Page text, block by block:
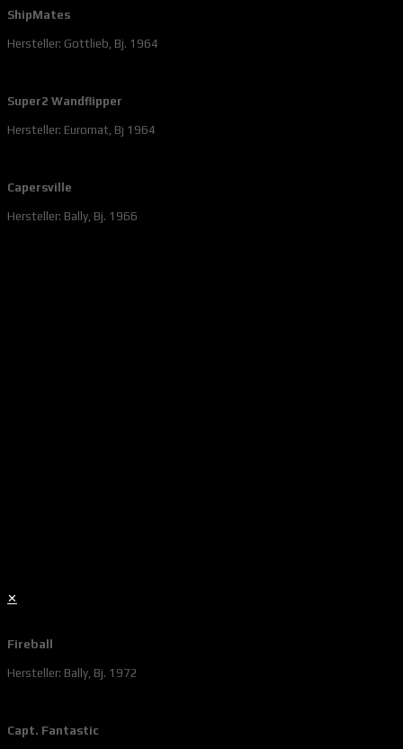
ShipMates
Hersteller: Gottlieb, Bj. 1964
Super2 Wandflipper
Hersteller: Euromat, Bj 1964
Capersville
Hersteller: Bally, Bj. 1966
✕
Fireball
Hersteller: Bally, Bj. 1972
Capt. Fantastic